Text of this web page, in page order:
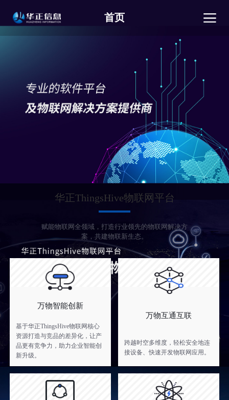
首页
华正ThingsHive物联网平台
赋能物联网全领域，打造行业领先的物联网解决方
案，共建物联新生态。
万物智能创新
基于华正ThingsHive物联网核心
资源打造与竞品的差异化，让产
品更有竞争力，助力企业智能创
新升级。
万物互通互联
跨越时空多维度，轻松安全地连
接设备、快速开发物联网应用。